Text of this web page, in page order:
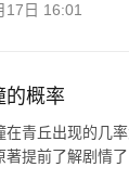
17日 16:01
的概率
在青丘出现的几
提前了解剧情了